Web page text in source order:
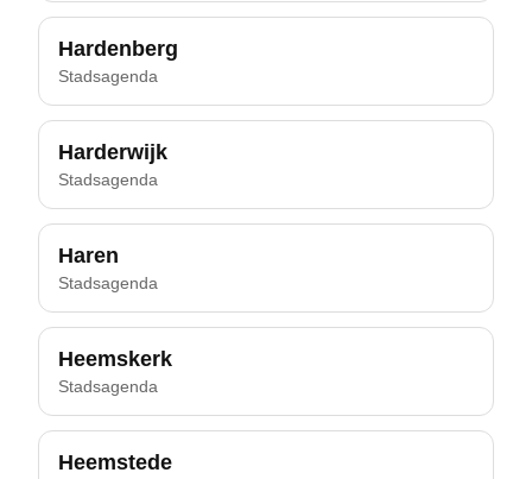
Hardenberg
Stadsagenda
Harderwijk
Stadsagenda
Haren
Stadsagenda
Heemskerk
Stadsagenda
Heemstede